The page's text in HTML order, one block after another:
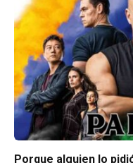
Porque alguien lo